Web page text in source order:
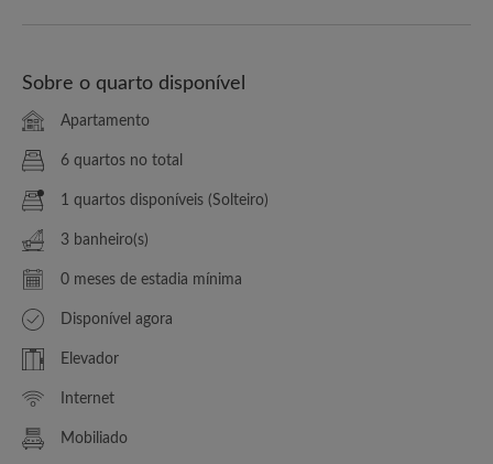
Sobre o quarto disponível
Apartamento
6 quartos no total
1 quartos disponíveis (Solteiro)
3 banheiro(s)
0 meses de estadia mínima
Disponível agora
Elevador
Internet
Mobiliado